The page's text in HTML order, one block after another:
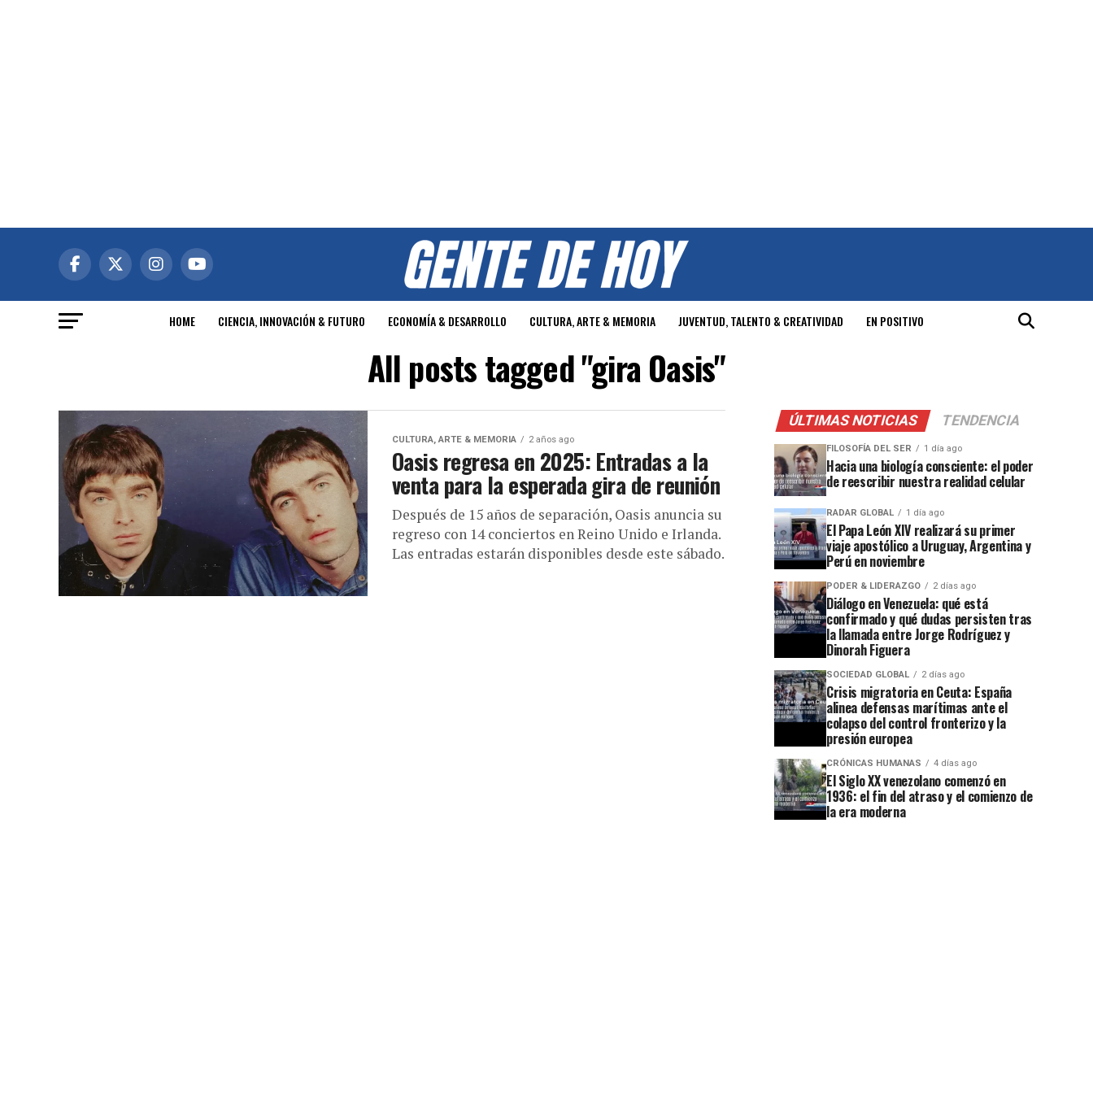
HOME CIENCIA, INNOVACIÓN & FUTURO ECONOMÍA & DESARROLLO CULTURA, ARTE & MEMORIA JUVENTUD, TALENTO & CREATIVIDAD EN POSITIVO
All posts tagged "gira Oasis"
CULTURA, ARTE & MEMORIA 2 años ago
Oasis regresa en 2025: Entradas a la
venta para la esperada gira de reunión
Después de 15 años de separación, Oasis anuncia su
regreso con 14 conciertos en Reino Unido e Irlanda.
Las entradas estarán disponibles desde este sábado.
ÚLTIMAS NOTICIAS TENDENCIA
FILOSOFÍA DEL SER 1 día ago
Hacia una biología consciente: el poder
de reescribir nuestra realidad celular
RADAR GLOBAL 1 día ago
El Papa León XIV realizará su primer
viaje apostólico a Uruguay, Argentina y
Perú en noviembre
PODER & LIDERAZGO 2 días ago
Diálogo en Venezuela: qué está
confirmado y qué dudas persisten tras
la llamada entre Jorge Rodríguez y
Dinorah Figuera
SOCIEDAD GLOBAL 2 días ago
Crisis migratoria en Ceuta: España
alinea defensas marítimas ante el
colapso del control fronterizo y la
presión europea
CRÓNICAS HUMANAS 4 días ago
El Siglo XX venezolano comenzó en
1936: el fin del atraso y el comienzo de
la era moderna